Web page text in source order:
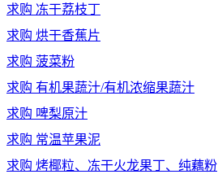
求购 冻干荔枝丁
求购 烘干香蕉片
求购 菠菜粉
求购 有机果蔬汁/有机浓缩果蔬汁
求购 啤梨原汁
求购 常温苹果泥
求购 烤椰粒、冻干火龙果丁、纯藕粉